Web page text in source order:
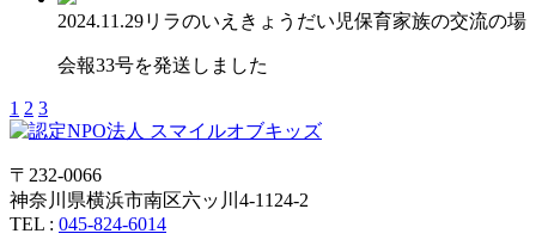
2024.11.29リラのいえ きょうだい児保育家族の交流の場
会報33号を発送しました
1 2 3
〒232-0066
神奈川県横浜市南区六ッ川4-1124-2
TEL : 045-824-6014